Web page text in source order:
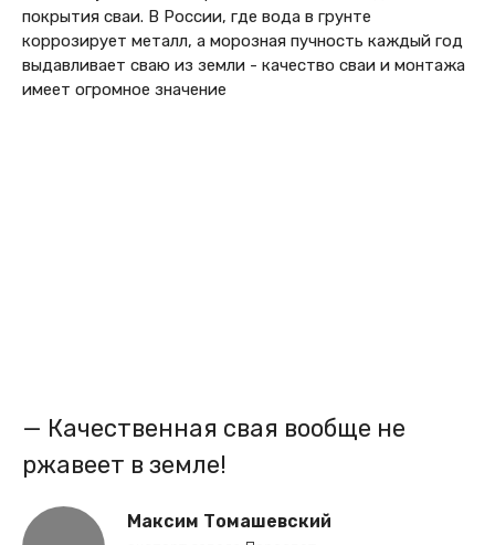
покрытия сваи. В России, где вода в грунте
коррозирует металл, а морозная пучность каждый год
выдавливает сваю из земли - качество сваи и монтажа
имеет огромное значение
— Качественная свая вообще не
ржавеет в земле!
Максим Томашевский